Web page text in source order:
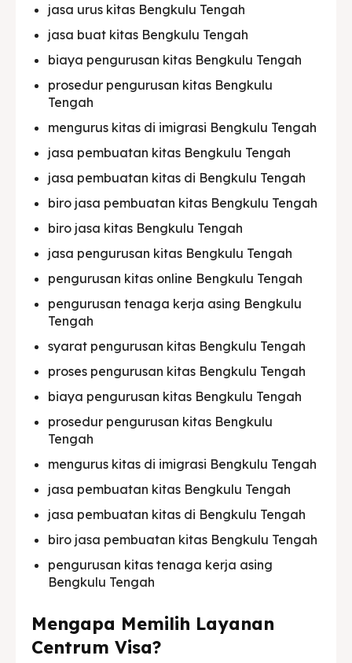
jasa urus kitas Bengkulu Tengah
jasa buat kitas Bengkulu Tengah
biaya pengurusan kitas Bengkulu Tengah
prosedur pengurusan kitas Bengkulu
Tengah
mengurus kitas di imigrasi Bengkulu Tengah
jasa pembuatan kitas Bengkulu Tengah
jasa pembuatan kitas di Bengkulu Tengah
biro jasa pembuatan kitas Bengkulu Tengah
biro jasa kitas Bengkulu Tengah
jasa pengurusan kitas Bengkulu Tengah
pengurusan kitas online Bengkulu Tengah
pengurusan tenaga kerja asing Bengkulu
Tengah
syarat pengurusan kitas Bengkulu Tengah
proses pengurusan kitas Bengkulu Tengah
biaya pengurusan kitas Bengkulu Tengah
prosedur pengurusan kitas Bengkulu
Tengah
mengurus kitas di imigrasi Bengkulu Tengah
jasa pembuatan kitas Bengkulu Tengah
jasa pembuatan kitas di Bengkulu Tengah
biro jasa pembuatan kitas Bengkulu Tengah
pengurusan kitas tenaga kerja asing
Bengkulu Tengah
Mengapa Memilih Layanan
Centrum Visa?